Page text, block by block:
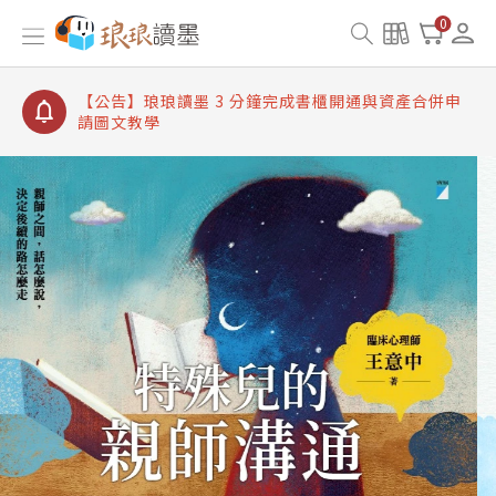
0
【公告】琅琅讀墨書櫃開通常見問題
【公告】琅琅讀墨 3 分鐘完成書櫃開通與資產合併申
【公告】琅琅書店服務升級重要說明及資產合併結果
查詢
【公告】琅琅讀墨數位閱讀資產合併與書櫃開通申請